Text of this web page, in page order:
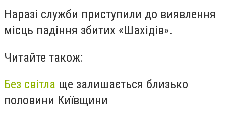
Наразі служби приступили до виявлення
місць падіння збитих «Шахідів».
Читайте також:
Без світла ще залишається близько
половини Київщини